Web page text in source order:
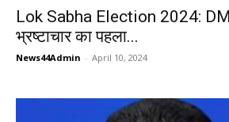
Lok Sabha Election 2024:
भ्रष्टाचार का पहला...
News44Admin - April 10, 2024